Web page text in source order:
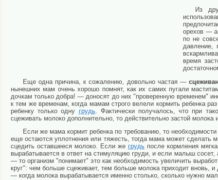
Из
орехов — а
по не
давление,
время
Еще одна причина, к сожалению, довольно частая —
нынешних мам очень хорошо помнят, как их самих пугали
дочкам только добра! — доносят до них "проверенную временем"
к тем же временам, когда мамам строго велели кормить ребенка
ребенку только одну грудь. Фактически получалось, что при
сцеживать молоко дополнительно, то действительно застой молока
Если же мама кормит ребенка по требованию, то
еще остаются уплотнения или тяжесть, тогда мама может сделать
сцедить оставшееся молоко. Если же грудь после кормления
вырабатывается в ответ на стимуляцию груди, и если малыш
— то организм "понимает" это как необходимость увеличить
круг": чем больше сцеживает, тем больше молока приходит вновь,
— когда молока вырабатывается именно столько, сколько нужно